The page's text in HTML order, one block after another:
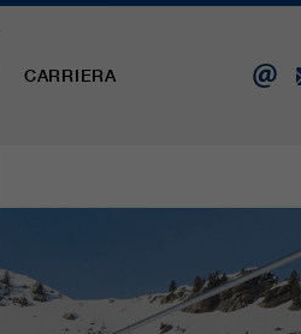
CARRIERA